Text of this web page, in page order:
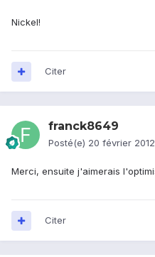
Nickel!
Citer
franck8649
Posté(e) 20 février 2012
Merci, ensuite j'aimerais
Citer